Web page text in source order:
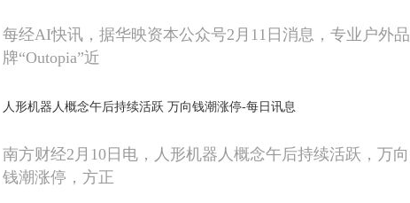
每经AI快讯，据华映资本公众号2月11日消息，专业户外品
牌“Outopia”近
人形机器人概念午后持续活跃 万向钱潮涨停-每日讯息
南方财经2月10日电，人形机器人概念午后持续活跃，万向
钱潮涨停，方正